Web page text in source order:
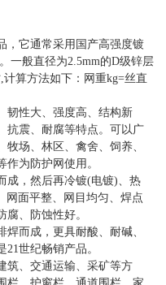
，它通常采用国产高强度镀
一般直径为2.5mm的D级锌层
算方法如下：网重kg=丝直
韧性大、强度高、结构新
抗震、耐腐等特点。可以广
场、林区、禽舍、饲养、
为防护网使用。
成，然后再冷镀(电镀)、热
网面平整、网目均匀、焊点
、防蚀性好。
而成，更具耐酸、耐碱、
世纪畅销产品。
筑、交通运输、采矿等方